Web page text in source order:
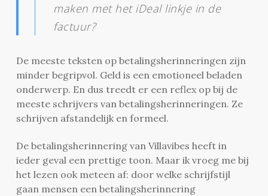
maken met het iDeal linkje in de
factuur?
De meeste teksten op betalingsherinneringen zijn
minder begripvol. Geld is een emotioneel beladen
onderwerp. En dus treedt er een reflex op bij de
meeste schrijvers van betalingsherinneringen. Ze
schrijven afstandelijk en formeel.
De betalingsherinnering van Villavibes heeft in
ieder geval een prettige toon. Maar ik vroeg me bij
het lezen ook meteen af: door welke schrijfstijl
gaan mensen een betalingsherinnering